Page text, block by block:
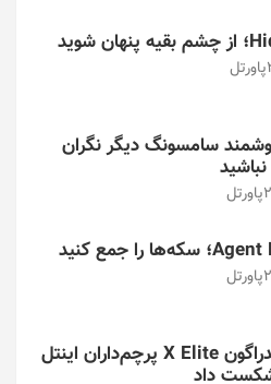
پاورتل
سامسونگ دیگر نگران
پاورتل
پاورتل
تراشه اسنپدراگون X Elite پرچم‌داران اینتل